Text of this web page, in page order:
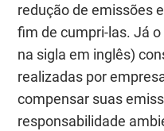
redução de emissões
fim de cumpri-las. Já o
na sigla em inglês)
realizadas por
compensar suas
responsabilidade